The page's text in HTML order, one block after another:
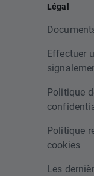
Légal
Effectuer
Politique
Politique
cookies
Les